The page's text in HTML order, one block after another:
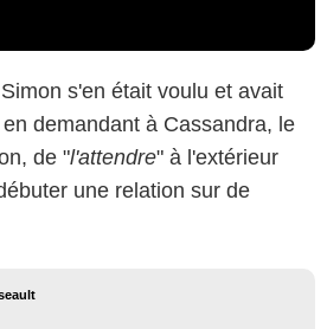
s'en était voulu et avait
demandant à Cassandra, le
de "l'attendre" à l'extérieur
une relation sur de